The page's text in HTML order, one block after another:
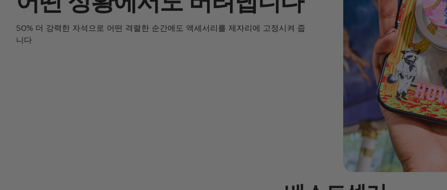
50% 더 강력한 자석으로 어떤 격렬한 순간에도 액세서리를 제자리에 고정시켜 줍
니다